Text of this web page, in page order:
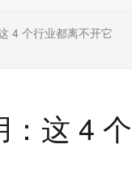
4 个行业都离不开它
这 4